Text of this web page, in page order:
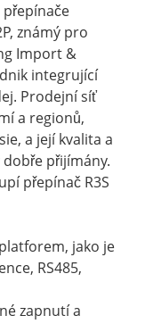
známý pro
Import &
integrující
Prodejní síť
a regionů,
a její kvalita a
přijímány.
přepínač R3S
jako je
RS485,
zapnutí a